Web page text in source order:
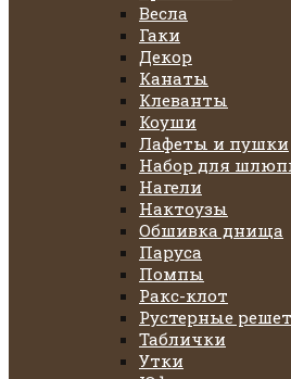
Весла
Гаки
Декор
Канаты
Клеванты
Коуши
Лафеты и пушки
Набор для
Нагели
Нактоузы
Обшивка днища
Паруса
Помпы
Ракс-клот
Рустерные
Таблички
Утки